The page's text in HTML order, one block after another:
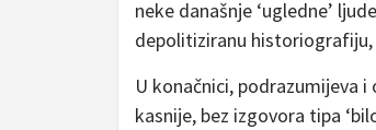
neke današnje ‘ugledne’
depolitiziranu
U konačnici, podrazumijeva
kasnije, bez izgovora tipa